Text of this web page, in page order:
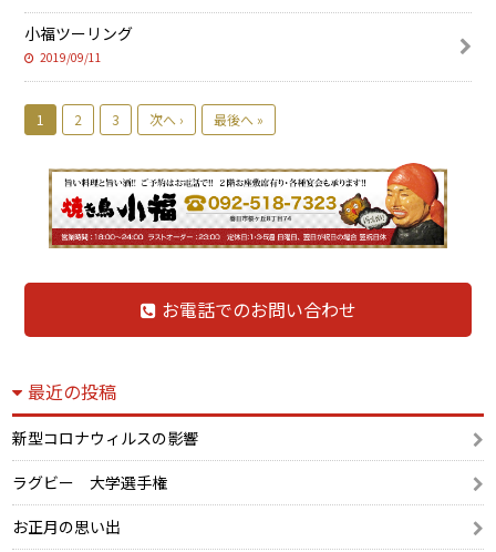
小福ツーリング
2019/09/11
1 2 3 次へ › 最後へ »
お電話でのお問い合わせ
最近の投稿
新型コロナウィルスの影響
ラグビー 大学選手権
お正月の思い出